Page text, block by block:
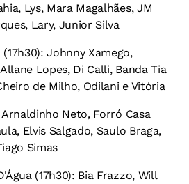
Lys, Mara Magalhães, JM
Lary, Junior Silva
Johnny Xamego,
Lopes, Di Calli, Banda Tia
de Milho, Odilani e Vitória
Neto, Forró Casa
Elvis Salgado, Saulo Braga,
Simas
(17h30): Bia Frazzo, Will